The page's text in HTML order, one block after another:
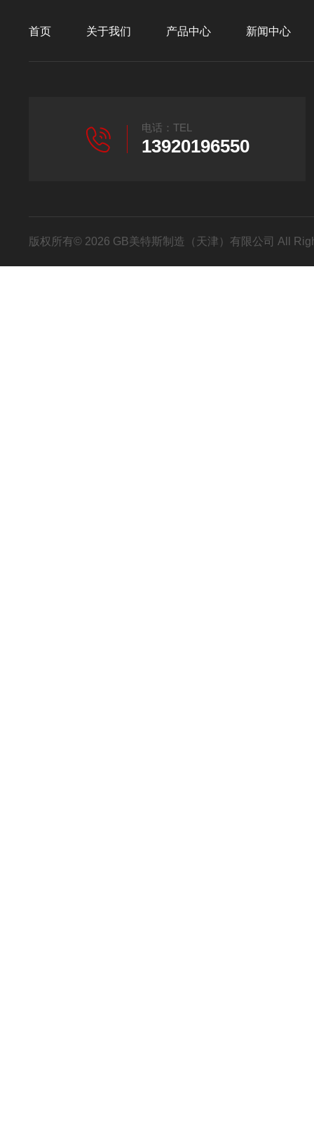
首页 关于我们 产品中心 新闻中心
电话：TEL
13920196550
版权所有© 2026 GB美特斯制造（天津）有限公司 All